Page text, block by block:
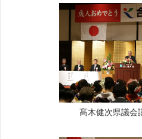
髙木健次県議会